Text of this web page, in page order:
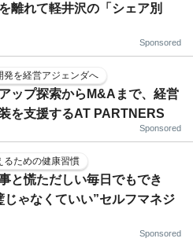
離れて軽井沢の「シェア別
Sponsored
発を経営アジェンダへ
ップ探索からM&Aまで、経営
を支援するAT PARTNERS
Sponsored
るための健康習慣
と慌ただしい毎日でもでき
じゃなくていい”セルフマネジ
Sponsored